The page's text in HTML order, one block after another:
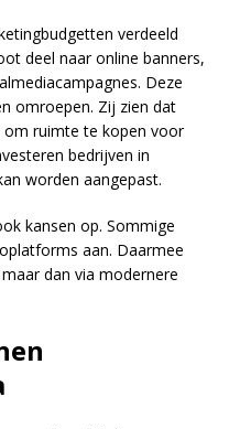
verdeeld
deel naar online banners,
Deze
omroepen. Zij zien dat
om ruimte te kopen voor
bedrijven in
worden aangepast.
kansen op. Sommige
aan. Daarmee
dan via modernere